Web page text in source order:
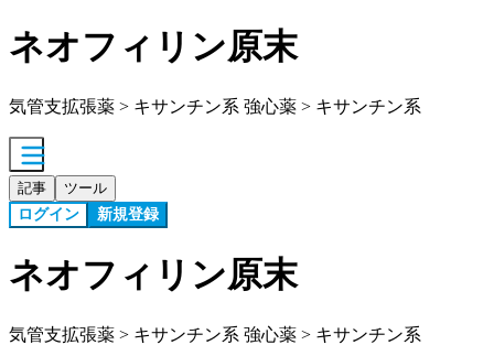
ネオフィリン原末
気管支拡張薬 > キサンチン系 強心薬 > キサンチン系
記事 ツール
ログイン 新規登録
ネオフィリン原末
気管支拡張薬 > キサンチン系 強心薬 > キサンチン系